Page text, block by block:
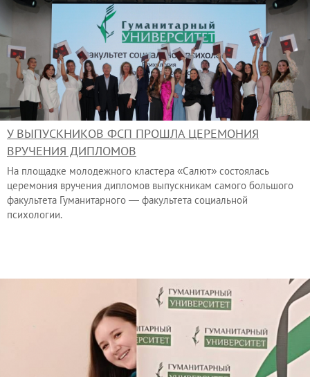
У ВЫПУСКНИКОВ ФСП ПРОШЛА ЦЕРЕМОНИЯ
ВРУЧЕНИЯ ДИПЛОМОВ
На площадке молодежного кластера «Салют» состоялась
церемония вручения дипломов выпускникам самого большого
факультета Гуманитарного — факультета социальной
психологии.